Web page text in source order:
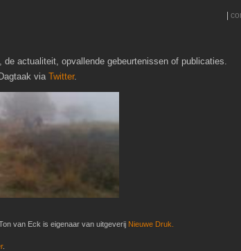
actualiteit, opvallende gebeurtenissen of publicaties.
viaTwitter.
van Eck is eigenaar van uitgeverij Nieuwe Druk.
.